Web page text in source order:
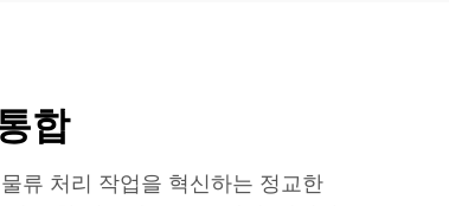
합
류 처리 작업을 혁신하는 정교한